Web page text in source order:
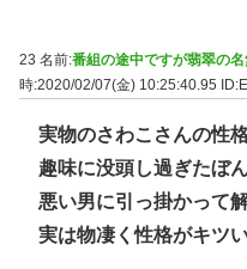
23 名前:番組の途中ですが翡翠の
時:2020/02/07(金) 10:25:40.95
実物のさわこさんの性
趣味に没頭し過ぎたぼ
悪い男に引っ掛かって
実は物凄く性格がキツ